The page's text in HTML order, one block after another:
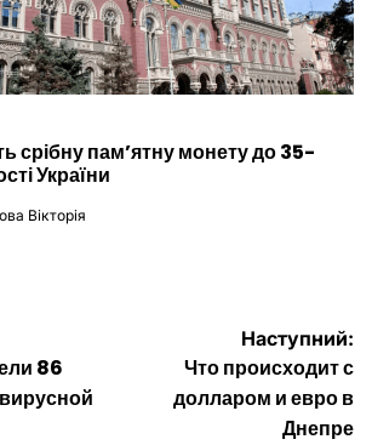
срібну пам’ятну монету до 35-
України
Вікторія
86
Наступний:
Что происходит с
долларом и евро в
Днепре